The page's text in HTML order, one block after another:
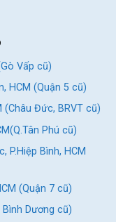
Nhôm, Phanh Đĩa
kết hợp với bộ lốp
tầm 1m58 trở lên.
bền bỉ, độ ma sát
và vành xe
làm nổi bật cũng
Vấp cũ)
HCM (Quận 5 cũ)
(Châu Đức, BRVT cũ)
Phú cũ)
P.Hiệp Bình, HCM
(Quận 7 cũ)
Bình Dương cũ)